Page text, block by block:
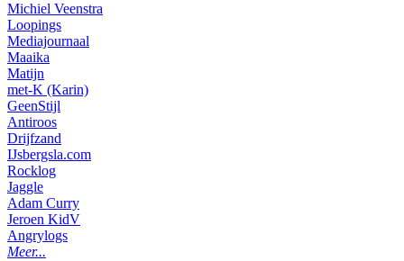
Michiel Veenstra
Loopings
Mediajournaal
Maaika
Matijn
met-K (Karin)
GeenStijl
Antiroos
Drijfzand
IJsbergsla.com
Rocklog
Jaggle
Adam Curry
Jeroen KidV
Angrylogs
Meer...